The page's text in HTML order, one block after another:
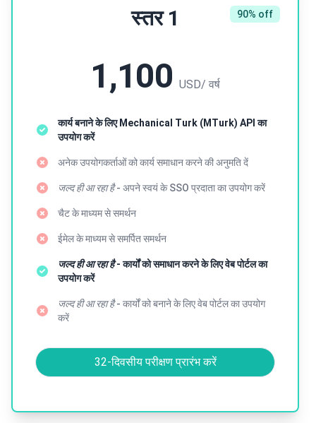
90% off
स्तर 1
1,100 USD/ वर्ष
कार्य बनाने के लिए Mechanical Turk (MTurk) API का
उपयोग करें
अनेक उपयोगकर्ताओं को कार्य समाधान करने की अनुमति दें
जल्द ही आ रहा है- अपने स्वयं के SSO प्रदाता का उपयोग करें
चैट के माध्यम से समर्थन
ईमेल के माध्यम से समर्पित समर्थन
जल्द ही आ रहा है- कार्यों को समाधान करने के लिए वेब पोर्टल का
उपयोग करें
जल्द ही आ रहा है- कार्यों को बनाने के लिए वेब पोर्टल का उपयोग
करें
32-दिवसीय परीक्षण प्रारंभ करें